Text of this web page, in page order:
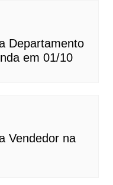
Departamento
em 01/10
Vendedor na